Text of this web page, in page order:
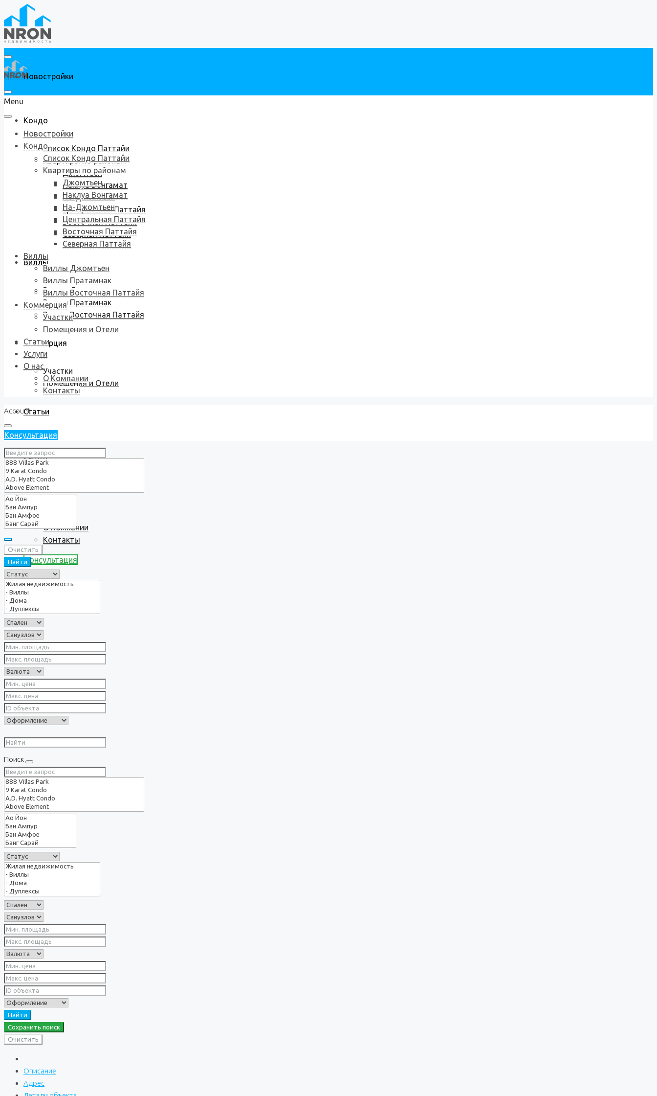
Новостройки
Кондо
Список Кондо Паттайи
Квартиры по районам
Джомтьен
Наклуа Вонгамат
На-Джомтьен
Центральная Паттайя
Восточная Паттайя
Северная Паттайя
Виллы
Виллы Джомтьен
Виллы Пратамнак
Виллы Восточная Паттайя
Коммерция
Участки
Помещения и Отели
Статьи
Услуги
О нас
О Компании
Контакты
Консультация
Menu
Новостройки
Кондо
Список Кондо Паттайи
Квартиры по районам
Джомтьен
Наклуа Вонгамат
На-Джомтьен
Центральная Паттайя
Восточная Паттайя
Северная Паттайя
Виллы
Виллы Джомтьен
Виллы Пратамнак
Виллы Восточная Паттайя
Коммерция
Участки
Помещения и Отели
Статьи
Услуги
О нас
О Компании
Контакты
Account
Консультация
Очистить
Найти
Поиск
Найти
Сохранить поиск
Очистить
Описание
Адрес